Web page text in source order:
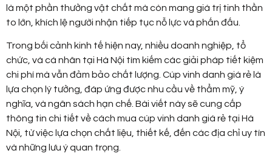
là một phần thưởng vật chất mà còn mang giá trị tinh thần
to lớn, khích lệ người nhận tiếp tục nỗ lực và phấn đấu.
Trong bối cảnh kinh tế hiện nay, nhiều doanh nghiệp, tổ
chức, và cá nhân tại Hà Nội tìm kiếm các giải pháp tiết kiệm
chi phí mà vẫn đảm bảo chất lượng. Cúp vinh danh giá rẻ là
lựa chọn lý tưởng, đáp ứng được nhu cầu về thẩm mỹ, ý
nghĩa, và ngân sách hạn chế. Bài viết này sẽ cung cấp
thông tin chi tiết về cách mua cúp vinh danh giá rẻ tại Hà
Nội, từ việc lựa chọn chất liệu, thiết kế, đến các địa chỉ uy tín
và những lưu ý quan trọng.